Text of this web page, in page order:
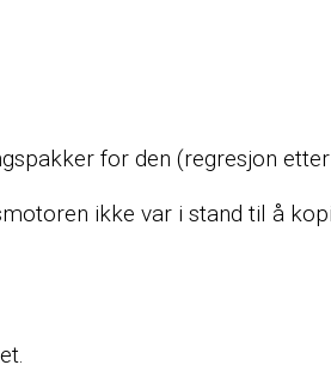
for den (regresjon
ikke var i stand til å